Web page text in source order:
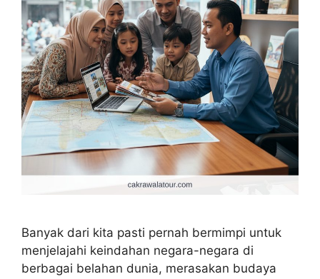
Banyak dari kita pasti pernah bermimpi untuk
menjelajahi keindahan negara-negara di
berbagai belahan dunia, merasakan budaya